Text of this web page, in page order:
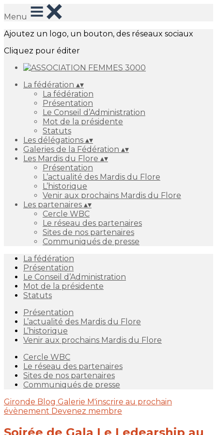
Menu
Ajoutez un logo, un bouton, des réseaux sociaux
Cliquez pour éditer
La fédération ▴▾
La fédération
Présentation
Le Conseil d’Administration
Mot de la présidente
Statuts
Les délégations ▴▾
Galeries de la Fédération ▴▾
Les Mardis du Flore ▴▾
Présentation
L’actualité des Mardis du Flore
L’historique
Venir aux prochains Mardis du Flore
Les partenaires ▴▾
Cercle WBC
Le réseau des partenaires
Sites de nos partenaires
Communiqués de presse
La fédération
Présentation
Le Conseil d’Administration
Mot de la présidente
Statuts
Présentation
L’actualité des Mardis du Flore
L’historique
Venir aux prochains Mardis du Flore
Cercle WBC
Le réseau des partenaires
Sites de nos partenaires
Communiqués de presse
Gironde Blog Galerie M'inscrire au prochain
évènement Devenez membre